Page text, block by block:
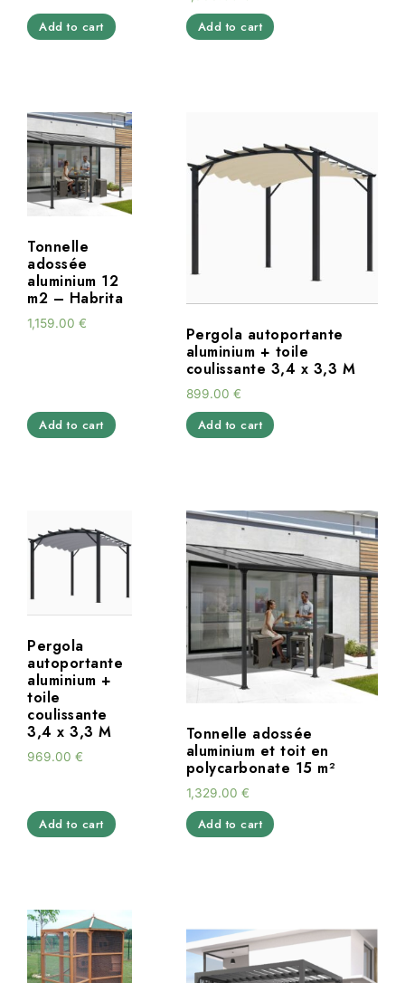
Add to cart Add to cart
Tonnelle
adossée
aluminium 12
m2 – Habrita
1,159.00 €
Add to cart
Pergola autoportante
aluminium + toile
coulissante 3,4 x 3,3 M
899.00 €
Add to cart
Pergola
autoportante
aluminium +
toile
coulissante
3,4 x 3,3 M
969.00 €
Add to cart
Tonnelle adossée
aluminium et toit en
polycarbonate 15 m²
1,329.00 €
Add to cart